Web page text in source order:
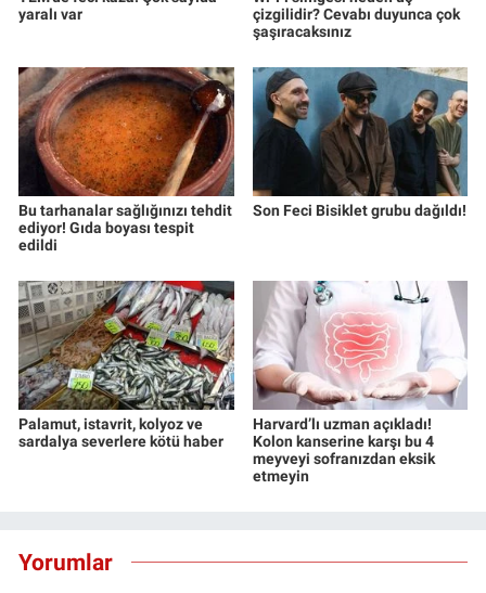
yaralı var
çizgilidir? Cevabı duyunca çok
şaşıracaksınız
Bu tarhanalar sağlığınızı tehdit
ediyor! Gıda boyası tespit
edildi
Son Feci Bisiklet grubu dağıldı!
Palamut, istavrit, kolyoz ve
sardalya severlere kötü haber
Harvard’lı uzman açıkladı!
Kolon kanserine karşı bu 4
meyveyi sofranızdan eksik
etmeyin
Yorumlar